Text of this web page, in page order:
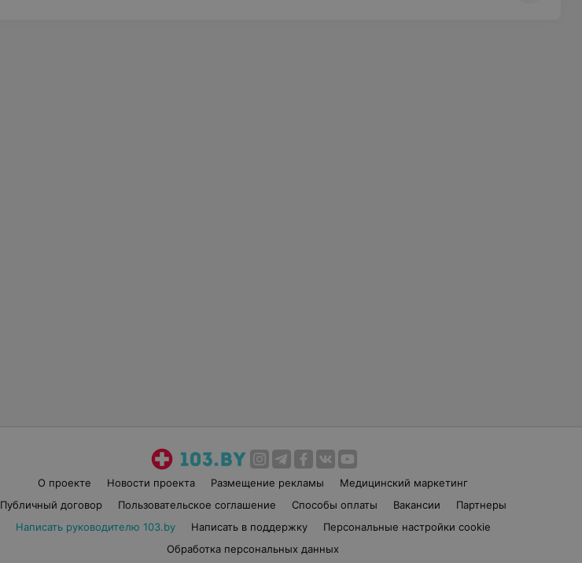
О проекте Новости проекта Размещение рекламы
Медицинский маркетинг
Публичный договор
Пользовательское соглашение Способы оплаты Вакансии
Партнеры
Написать руководителю 103.by
Написать в поддержку
Персональные настройки cookie
Обработка персональных данных